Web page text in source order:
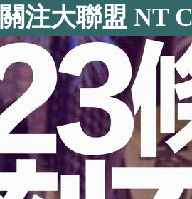
注大聯盟 NT